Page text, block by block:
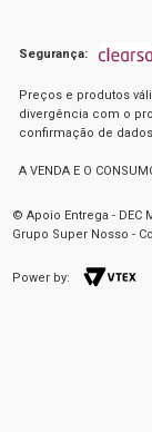
Segurança:
Preços e produtos
divergência com o
confirmação de
A VENDA E O
© Apoio Entrega - DEC
Grupo Super Nosso -
Power by: